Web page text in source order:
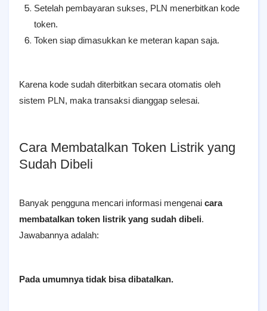
Setelah pembayaran sukses, PLN menerbitkan kode
token.
Token siap dimasukkan ke meteran kapan saja.
Karena kode sudah diterbitkan secara otomatis oleh
sistem PLN, maka transaksi dianggap selesai.
Cara Membatalkan Token Listrik yang
Sudah Dibeli
Banyak pengguna mencari informasi mengenai cara
membatalkan token listrik yang sudah dibeli.
Jawabannya adalah:
Pada umumnya tidak bisa dibatalkan.